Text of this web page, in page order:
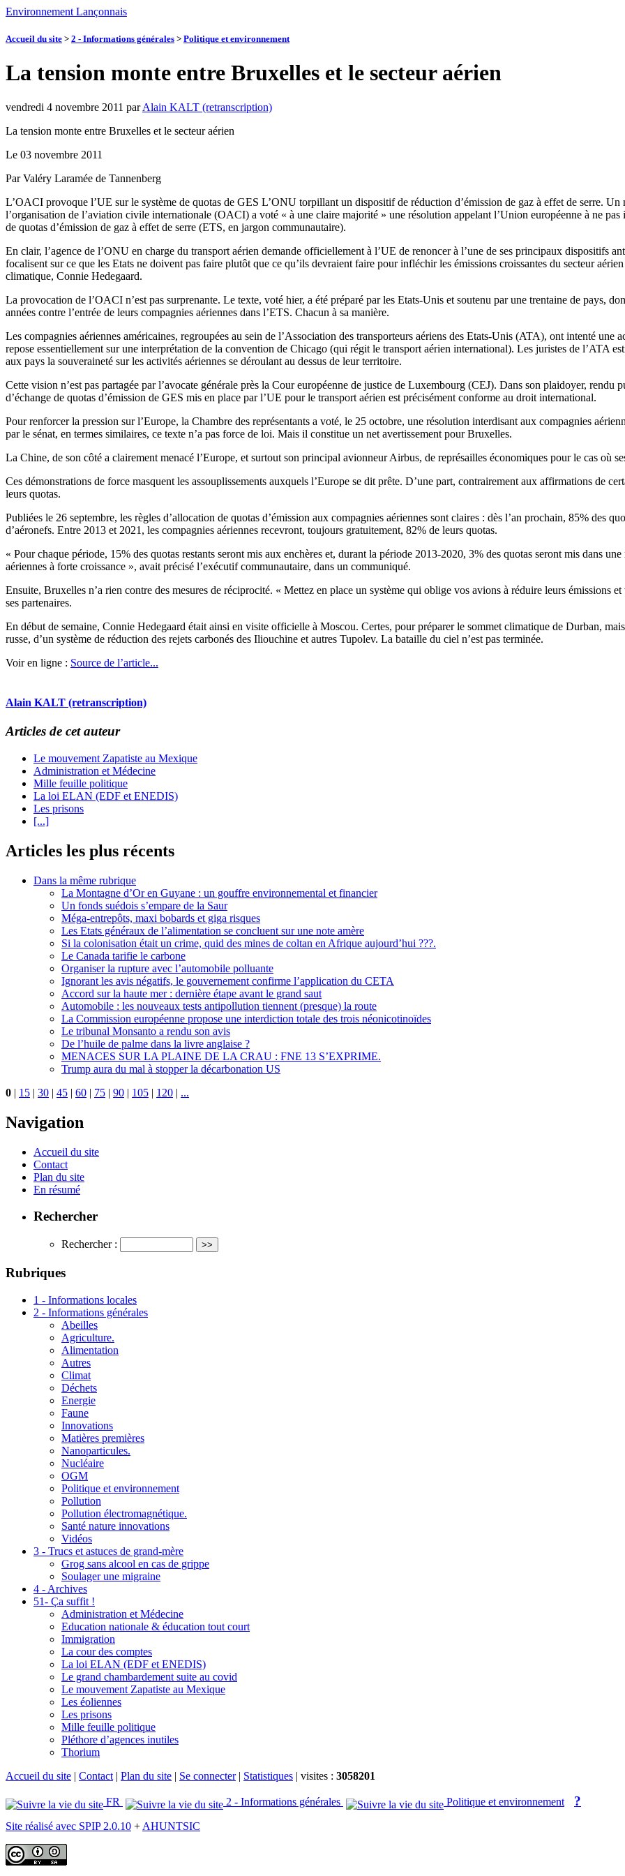
Environnement Lançonnais
Accueil du site > 2 - Informations générales > Politique et environnement
La tension monte entre Bruxelles et le secteur aérien
vendredi 4 novembre 2011 parAlain KALT (retranscription)
La tension monte entre Bruxelles et le secteur aérien
Le 03 novembre 2011
Par Valéry Laramée de Tannenberg
L’OACI provoque l’UE sur le système de quotas de GES L’ONU torpillant un dispositif de réduction d’émission de gaz à effet de serre.
l’organisation de l’aviation civile internationale (OACI) a voté « à une claire majorité » une résolution appelant l’Union européenne à ne pas
de quotas d’émission de gaz à effet de serre (ETS, en jargon communautaire).
En clair, l’agence de l’ONU en charge du transport aérien demande officiellement à l’UE de renoncer à l’une de ses principaux dispositifs
focalisent sur ce que les Etats ne doivent pas faire plutôt que ce qu’ils devraient faire pour infléchir les émissions croissantes du secteur
climatique, Connie Hedegaard.
La provocation de l’OACI n’est pas surprenante. Le texte, voté hier, a été préparé par les Etats-Unis et soutenu par une trentaine de pays,
années contre l’entrée de leurs compagnies aériennes dans l’ETS. Chacun à sa manière.
Les compagnies aériennes américaines, regroupées au sein de l’Association des transporteurs aériens des Etats-Unis (ATA), ont intenté
repose essentiellement sur une interprétation de la convention de Chicago (qui régit le transport aérien international). Les juristes de l’ATA
aux pays la souveraineté sur les activités aériennes se déroulant au dessus de leur territoire.
Cette vision n’est pas partagée par l’avocate générale près la Cour européenne de justice de Luxembourg (CEJ). Dans son plaidoyer,
d’échange de quotas d’émission de GES mis en place par l’UE pour le transport aérien est précisément conforme au droit international.
Pour renforcer la pression sur l’Europe, la Chambre des représentants a voté, le 25 octobre, une résolution interdisant aux compagnies
par le sénat, en termes similaires, ce texte n’a pas force de loi. Mais il constitue un net avertissement pour Bruxelles.
La Chine, de son côté a clairement menacé l’Europe, et surtout son principal avionneur Airbus, de représailles économiques pour le cas où
Ces démonstrations de force masquent les assouplissements auxquels l’Europe se dit prête. D’une part, contrairement aux affirmations de
leurs quotas.
Publiées le 26 septembre, les règles d’allocation de quotas d’émission aux compagnies aériennes sont claires : dès l’an prochain, 85% des
d’aéronefs. Entre 2013 et 2021, les compagnies aériennes recevront, toujours gratuitement, 82% de leurs quotas.
« Pour chaque période, 15% des quotas restants seront mis aux enchères et, durant la période 2013-2020, 3% des quotas seront mis dans
aériennes à forte croissance », avait précisé l’exécutif communautaire, dans un communiqué.
Ensuite, Bruxelles n’a rien contre des mesures de réciprocité. « Mettez en place un système qui oblige vos avions à réduire leurs émissions
ses partenaires.
En début de semaine, Connie Hedegaard était ainsi en visite officielle à Moscou. Certes, pour préparer le sommet climatique de Durban,
russe, d’un système de réduction des rejets carbonés des Iliouchine et autres Tupolev. La bataille du ciel n’est pas terminée.
Voir en ligne : Source de l’article...
Alain KALT (retranscription)
Articles de cet auteur
Le mouvement Zapatiste au Mexique
Administration et Médecine
Mille feuille politique
La loi ELAN (EDF et ENEDIS)
Les prisons
[...]
Articles les plus récents
Dans la même rubrique
La Montagne d’Or en Guyane : un gouffre environnemental et financier
Un fonds suédois s’empare de la Saur
Méga-entrepôts, maxi bobards et giga risques
Les Etats généraux de l’alimentation se concluent sur une note amère
Si la colonisation était un crime, quid des mines de coltan en Afrique aujourd’hui ???.
Le Canada tarifie le carbone
Organiser la rupture avec l’automobile polluante
Ignorant les avis négatifs, le gouvernement confirme l’application du CETA
Accord sur la haute mer : dernière étape avant le grand saut
Automobile : les nouveaux tests antipollution tiennent (presque) la route
La Commission européenne propose une interdiction totale des trois néonicotinoïdes
Le tribunal Monsanto a rendu son avis
De l’huile de palme dans la livre anglaise ?
MENACES SUR LA PLAINE DE LA CRAU : FNE 13 S’EXPRIME.
Trump aura du mal à stopper la décarbonation US
0 | 15 | 30 | 45 | 60 | 75 | 90 | 105 | 120 | ...
Navigation
Accueil du site
Contact
Plan du site
En résumé
Rechercher
Rechercher :
Rubriques
1 - Informations locales
2 - Informations générales
Abeilles
Agriculture.
Alimentation
Autres
Climat
Déchets
Energie
Faune
Innovations
Matières premières
Nanoparticules.
Nucléaire
OGM
Politique et environnement
Pollution
Pollution électromagnétique.
Santé nature innovations
Vidéos
3 - Trucs et astuces de grand-mère
Grog sans alcool en cas de grippe
Soulager une migraine
4 - Archives
51- Ça suffit !
Administration et Médecine
Education nationale & éducation tout court
Immigration
La cour des comptes
La loi ELAN (EDF et ENEDIS)
Le grand chambardement suite au covid
Le mouvement Zapatiste au Mexique
Les éoliennes
Les prisons
Mille feuille politique
Pléthore d’agences inutiles
Thorium
Accueil du site | Contact | Plan du site | Se connecter| Statistiques | visites : 3058201
FR 2 - Informations générales Politique et environnement ?
Site réalisé avec SPIP 2.0.10 + AHUNTSIC